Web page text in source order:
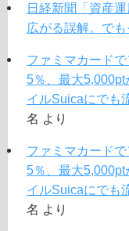
日経新聞「資産
広がる誤解。でも
ファミマカード
5％、最大
イルSuicaにでも
名 より
ファミマカード
5％、最大
イルSuicaにでも
名 より